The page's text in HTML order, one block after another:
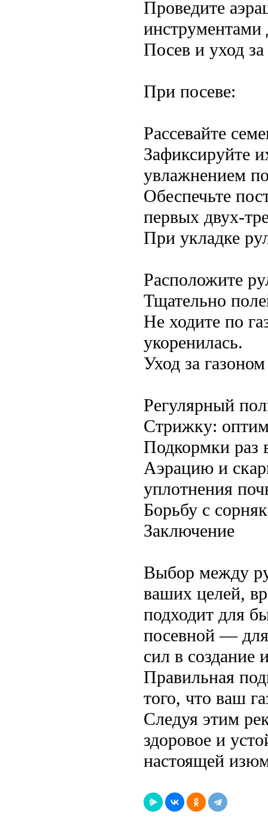
Проведите
инструментами
Посев и уход за
При посеве:
Рассевайте
Зафиксируйте
увлажнением
Обеспечьте
первых двух-
При укладке
Расположите
Тщательно
Не ходите по
укоренилась.
Уход за
Регулярный
Стрижку:
Подкормки раз
Аэрацию и
уплотнения
Борьбу с
Заключение
Выбор между
ваших целей,
подходит для
посевной —
сил в создание
Правильная
того, что ваш
Следуя этим
здоровое и
настоящей